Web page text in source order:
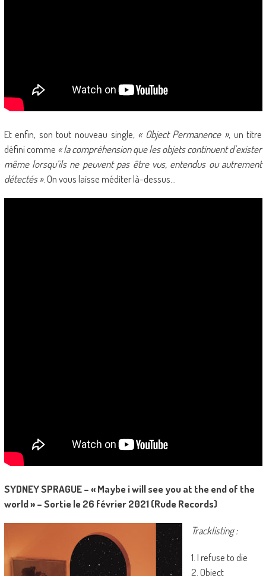
Et enfin, son tout nouveau single, « Object Permanence », un titre
défini comme « la compréhension que les objets continuent d’exister
même lorsqu’ils ne peuvent pas être vus, entendus ou autrement
détectés ». On vous laisse méditer là-dessus…
SYDNEY SPRAGUE – « Maybe i will see you at the end of the
world » – Sortie le 26 février 2021 (Rude Records)
Tracklisting :
1. I refuse to die
2. Object